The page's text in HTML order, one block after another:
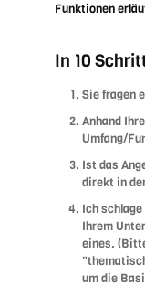
Funktionen
In 10
Sie fragen
Anhand
Umfang/
Ist das
direkt in
Ich
Ihrem
eines.
um die